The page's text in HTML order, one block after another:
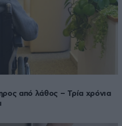
από λάθος – Τρία χρόνια